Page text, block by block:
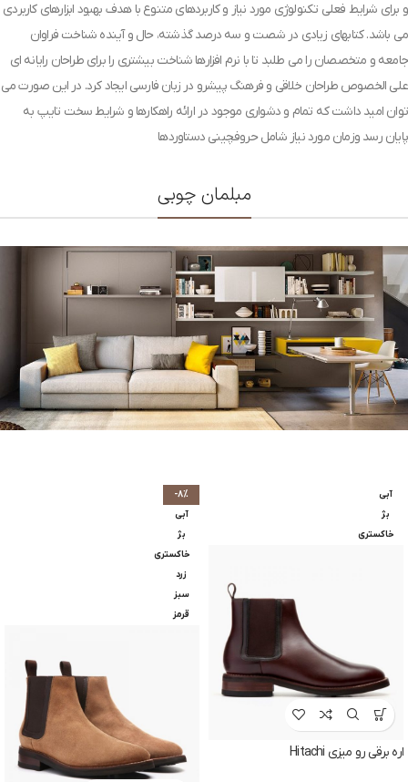
و برای شرایط فعلی تکنولوژی مورد نیاز و کاربردهای متنوع با هدف بهبود ابزارهای کاربردی
می باشد. کتابهای زیادی در شصت و سه درصد گذشته، حال و آینده شناخت فراوان
جامعه و متخصصان را می طلبد تا با نرم افزارها شناخت بیشتری را برای طراحان رایانه ای
علی الخصوص طراحان خلاقی و فرهنگ پیشرو در زبان فارسی ایجاد کرد. در این صورت می
توان امید داشت که تمام و دشواری موجود در ارائه راهکارها و شرایط سخت تایپ به
پایان رسد وزمان مورد نیاز شامل حروفچینی دستاوردها
مبلمان چوبی
آبی
بژ
خاکستری
اره برقی رو میزی Hitachi
-8%
آبی
بژ
خاکستری
زرد
سبز
قرمز